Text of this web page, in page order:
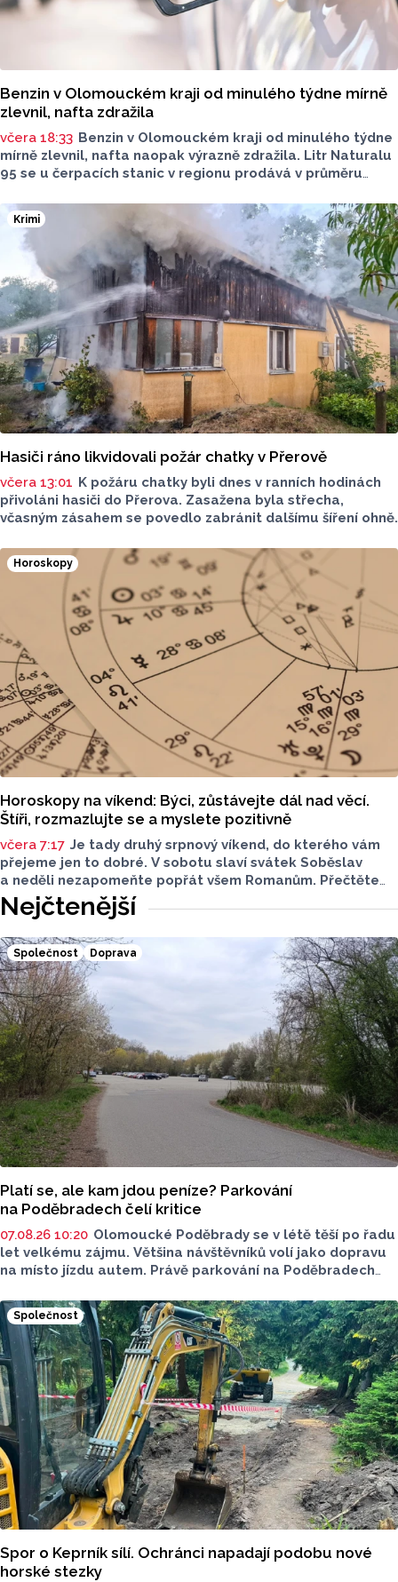
Benzin v Olomouckém kraji od minulého týdne mírně
zlevnil, nafta zdražila
včera 18:33 Benzin v Olomouckém kraji od minulého týdne
mírně zlevnil, nafta naopak výrazně zdražila. Litr Naturalu
95 se u čerpacích stanic v regionu prodává v průměru
O 84 haléřů zdražila nafta, za litr teď řidiči dají průměrně
44,84 koruny. Podle údajů společnosti CCS, která ceny
sleduje, je benzin v současnosti o 7,73 koruny dražší než
před rokem, za naftu tehdy motoristé platili o 11,31
koruny méně.
Krimi
Hasiči ráno likvidovali požár chatky v Přerově
včera 13:01 K požáru chatky byli dnes v ranních hodinách
přivoláni hasiči do Přerova. Zasažena byla střecha,
včasným zásahem se povedlo zabránit dalšímu šíření ohně.
Horoskopy
Horoskopy na víkend: Býci, zůstávejte dál nad věcí.
Štíři, rozmazlujte se a myslete pozitivně
včera 7:17 Je tady druhý srpnový víkend, do kterého vám
přejeme jen to dobré. V sobotu slaví svátek Soběslav
a neděli nezapomeňte popřát všem Romanům. Přečtěte
si svůj horoskop a mějte pěkný víkend.
Nejčtenější
Společnost Doprava
Platí se, ale kam jdou peníze? Parkování
na Poděbradech čelí kritice
07.08.26 10:20 Olomoucké Poděbrady se v létě těší po řadu
let velkému zájmu. Většina návštěvníků volí jako dopravu
na místo jízdu autem. Právě parkování na Poděbradech
Na konci června vznikla na Facebooku stránka s názvem
Poděbrady bez závor a nelegálního parkovného, která
upozorňuje na nevyhovujcí situaci s parkováním
u oblíbeného olomouckého letoviska. Za iniciativou stojí
zastupitel města Olomouce, na jeho přání nebudeme
uvádět jeho identitu.
Společnost
Spor o Keprník sílí. Ochránci napadají podobu nové
horské stezky